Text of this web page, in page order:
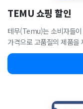
TEMU 쇼핑 할인
테무(Temu)는 소비자들
가격으로 고품질의 제품을